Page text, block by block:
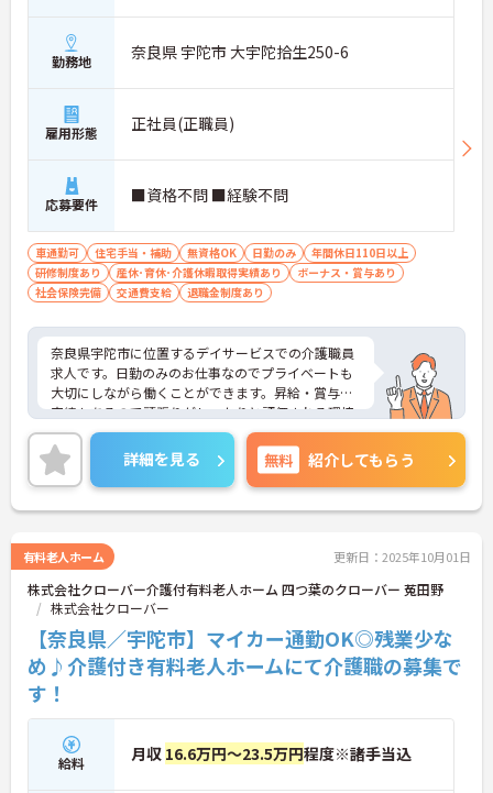
勤務地 奈良県 宇陀市 大宇陀拾生250-6
雇用形態 正社員(正職員)
応募要件 ■資格不問 ■経験不問
車通勤可 住宅手当・補助 無資格OK 日勤のみ
年間休日110日以上
研修制度あり
産休･育休･介護休暇取得実績あり
ボーナス・賞与あり
社会保険完備
交通費支給 退職金制度あり
奈良県宇陀市に位置するデイサービスでの介護職員
求人です。日勤のみのお仕事なのでプライベートも
大切にしながら働くことができます。昇給・賞与の
実績もあるので頑張りがしっかりと評価される環境
です。ご興味のある方には、面接対策ポイント等、
さらに詳細をお話ししますのでお気軽にご相談くだ
さい！
詳細を見る 無料 紹介してもらう
有料老人ホーム 更新日：2025年10月01日
株式会社クローバー介護付有料老人ホーム 四つ葉のクローバー 菟田野
株式会社クローバー
【奈良県／宇陀市】マイカー通勤OK◎残業少な
め♪介護付き有料老人ホームにて介護職の募集で
す！
給料 月収 16.6万円～23.5万円程度※諸手当込